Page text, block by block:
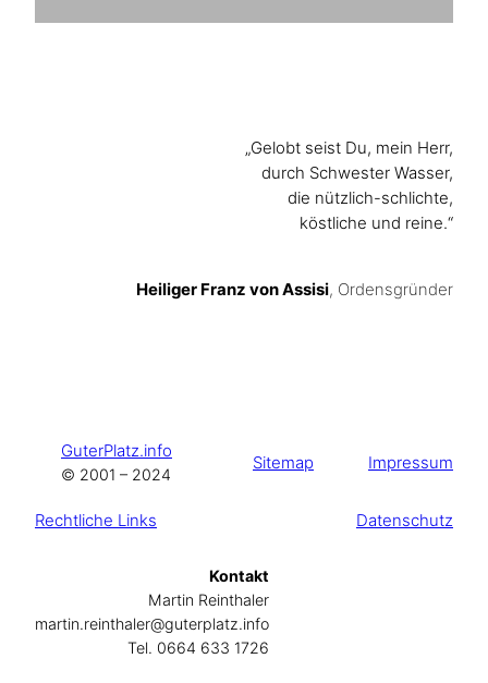
„Gelobt seist Du, mein Herr,
durch Schwester Wasser,
die nützlich-schlichte,
köstliche und reine.“
Heiliger Franz von Assisi, Ordensgründer
GuterPlatz.info
© 2001 – 2024
Sitemap Impressum
Rechtliche Links Datenschutz
Kontakt
Martin Reinthaler
martin.reinthaler@guterplatz.info
Tel. 0664 633 1726